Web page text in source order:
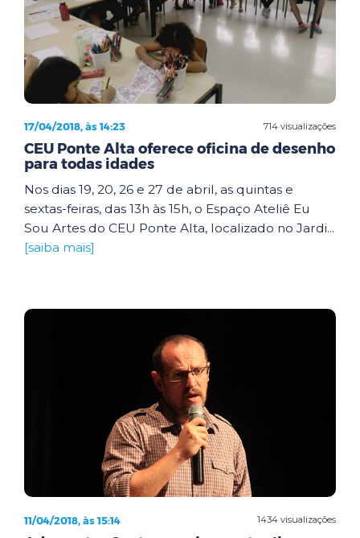
714 visualizações
17/04/2018, às 14:23
CEU Ponte Alta oferece oficina de desenho
para todas idades
Nos dias 19, 20, 26 e 27 de abril, as quintas e
sextas-feiras, das 13h às 15h, o Espaço Ateliê Eu
Sou Artes do CEU Ponte Alta, localizado no Jardi...
[saiba mais]
1434 visualizações
11/04/2018, às 15:14